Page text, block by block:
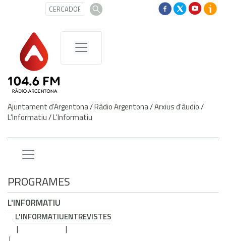
Ajuntament d'Argentona/Ràdio Argentona/Arxius d'àudio/
L'Informatiu/L'Informatiu
PROGRAMES
L'INFORMATIU
L'INFORMATIUENTREVISTES